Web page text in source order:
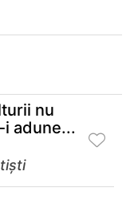
nu
adune...